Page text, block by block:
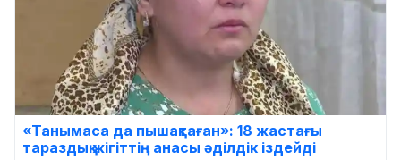
«Танымаса да пышақтаған»: 18 жастағы
тараздық жігіттің анасы әділдік іздейді